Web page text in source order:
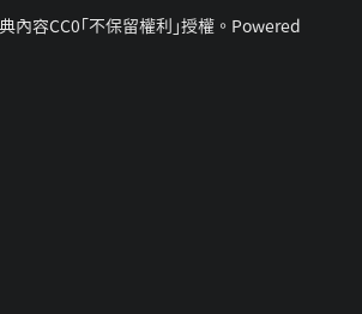
內容CC0｢不保留權利｣授權。Powered